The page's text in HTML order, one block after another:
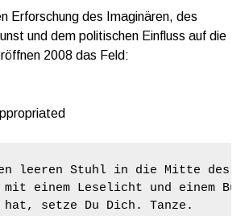
Erforschung des Imaginären, des
und dem politischen Einfluss auf die
2008 das Feld:
leeren Stuhl in die Mitte des
einem Leselicht und einem
setze Du Dich. Tanze.